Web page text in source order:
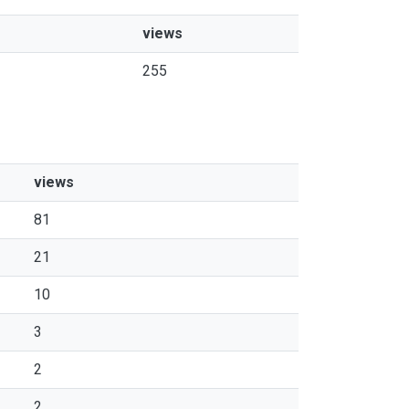
views
255
views
81
21
10
3
2